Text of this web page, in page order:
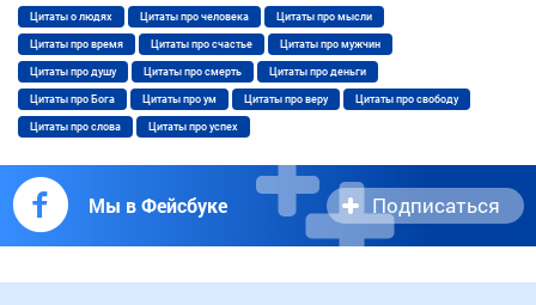
Цитаты о людях Цитаты про человека Цитаты про мысли
Цитаты про время Цитаты про счастье Цитаты про мужчин
Цитаты про душу Цитаты про смерть Цитаты про деньги
Цитаты про Бога Цитаты про ум Цитаты про веру Цитаты про свободу
Цитаты про слова Цитаты про успех
Мы в Фейсбуке Подписаться